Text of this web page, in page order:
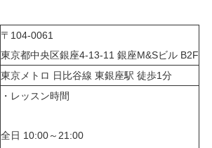
〒104-0061
東京都中央区銀座4-13-11 銀座M&Sビル B2F
東京メトロ 日比谷線 東銀座駅 徒歩1分
・レッスン時間
全日 10:00～21:00